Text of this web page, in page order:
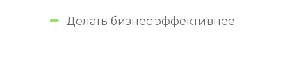
Делать бизнес эффективнее